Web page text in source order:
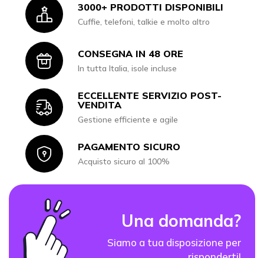
Icon3000+ PRODOTTI DISPONIBILI
Cuffie, telefoni, talkie e molto altro
IconCONSEGNA IN 48 ORE
In tutta Italia, isole incluse
Icon
ECCELLENTE SERVIZIO POST-
VENDITA
Gestione efficiente e agile
IconPAGAMENTO SICURO
Acquisto sicuro al 100%
Una domanda?
Siamo a tua disposizione per